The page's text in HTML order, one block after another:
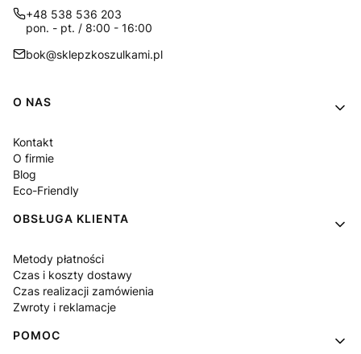
+48 538 536 203
pon. - pt. / 8:00 - 16:00
bok@sklepzkoszulkami.pl
Linki w stopce
O NAS
Kontakt
O firmie
Blog
Eco-Friendly
OBSŁUGA KLIENTA
Metody płatności
Czas i koszty dostawy
Czas realizacji zamówienia
Zwroty i reklamacje
POMOC